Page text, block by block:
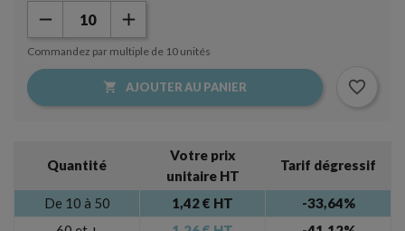
Créer une liste d'envies ×
Nom de la liste d'envies
Vous devez être connecté pour ajouter des produits à
votre liste d'envies.
Commandez par multiple de 10 unités
 AJOUTER AU PANIER favorite_border
Quantité
Votre prix
unitaire HT
Tarif dégressif
De 10 à 50 1,42 € HT
-33,64%